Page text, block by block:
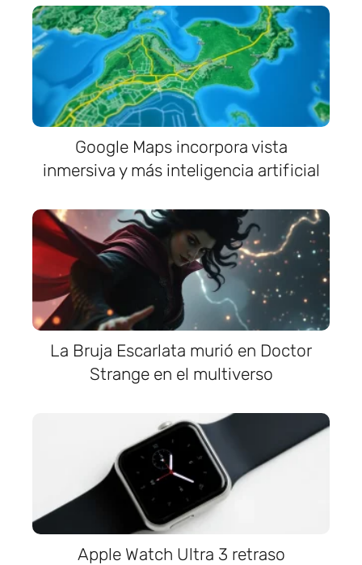
Google Maps incorpora vista
inmersiva y más inteligencia artificial
La Bruja Escarlata murió en Doctor
Strange en el multiverso
Apple Watch Ultra 3 retraso